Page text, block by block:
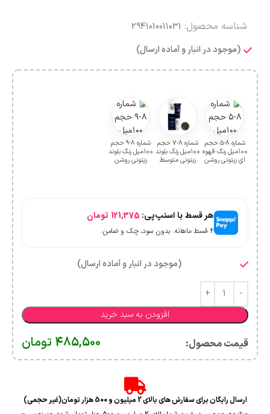
شناسه محصول: 2941010011031
(موجود در انبار و آماده ارسال)
شماره ۸-۵ حجم
۱۰۰میل رنگ قهوه
ای زیتونی روشن
شماره ۸-۷ حجم
۱۰۰میل رنگ بلوند
زیتونی متوسط
شماره ۸-۹ حجم
۱۰۰میل رنگ بلوند
زیتونی روشن
هر قسط با اسنپ‌پی: 121,375 تومان
۴ قسط ماهانه. بدون سود، چک و ضامن.
(موجود در انبار و آماده ارسال)
افزودن به سبد خرید
قیمت محصول:​ 485,500 تومان
ارسال رایگان برای سفارش های بالای 2 میلیون و 500 هزار تومان(غیر حجمی)